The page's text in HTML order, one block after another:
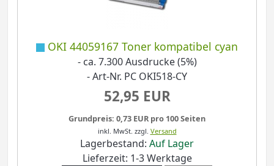
OKI 44059167 Toner kompatibel cyan
- ca. 7.300 Ausdrucke (5%)
- Art-Nr. PC OKI518-CY
52,95 EUR
Grundpreis: 0,73 EUR pro 100 Seiten
inkl. MwSt. zzgl. Versand
Lagerbestand: Auf Lager
Lieferzeit: 1-3 Werktage